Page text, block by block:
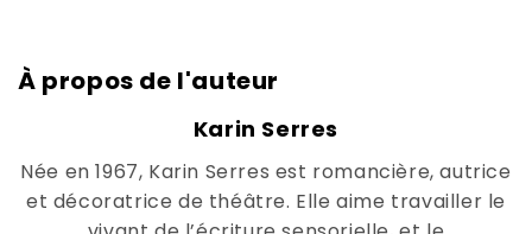
À propos de l'auteur
Karin Serres
Née en 1967, Karin Serres est romancière, autrice
et décoratrice de théâtre. Elle aime travailler le